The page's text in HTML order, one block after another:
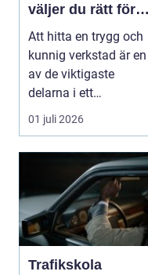
väljer du rätt för
din bil
Att hitta en trygg och
kunnig verkstad är en
av de viktigaste
delarna i ett
problemfritt bilägande.
01 juli 2026
Trafikskola